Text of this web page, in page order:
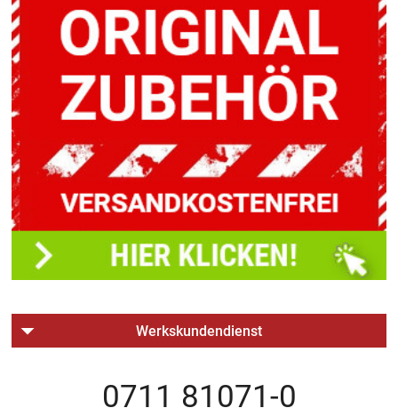
Werkskundendienst
0711 81071-0